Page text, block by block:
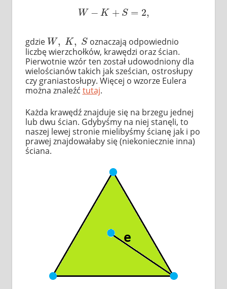
W − K + S = 2,
W−K +S =2 ,
gdzie W, K, S
W,K ,S
oznaczają odpowiednio
liczbę wierzchołków, krawędzi oraz ścian.
Pierwotnie wzór ten został udowodniony dla
wielościanów takich jak sześcian, ostrosłupy
czy graniastosłupy. Więcej o wzorze Eulera
można znaleźć tutaj.
Każda krawędź znajduje się na brzegu jednej
lub dwu ścian. Gdybyśmy na niej stanęli, to
naszej lewej stronie mielibyśmy ścianę jak i po
prawej znajdowałaby się (niekoniecznie inna)
ściana.